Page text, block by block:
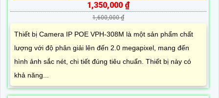
1,350,000 ₫
1,600,000 ₫
Thiết bị Camera IP POE VPH-308M là một sản phẩm chất
lượng với độ phân giải lên đến 2.0 megapixel, mang đến
hình ảnh sắc nét, chi tiết đúng tiêu chuẩn. Thiết bị này có
khả năng...